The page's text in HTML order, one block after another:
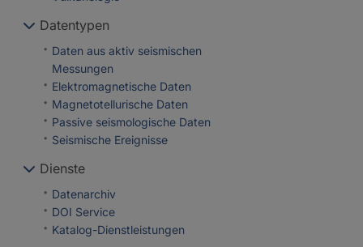
Datentypen
Daten aus aktiv seismischen
Messungen
Elektromagnetische Daten
Magnetotellurische Daten
Passive seismologische Daten
Seismische Ereignisse
Dienste
Datenarchiv
DOI Service
Katalog-Dienstleistungen